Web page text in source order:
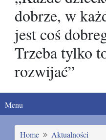
dobrze, w
jest coś
Trzeba tylko
rozwijać”
Menu
Home
Aktualności